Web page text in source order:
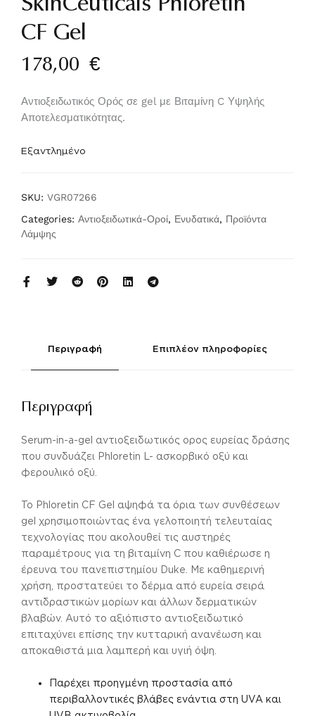
CF Gel
178,00 €
Αντιοξειδωτικός Ορός σε gel με Βιταμίνη C Υψηλής
Αποτελεσματικότητας.
Εξαντλημένο
SKU: VGR07266
Categories: Αντιοξειδωτικά-Οροί, Ενυδατικά, Προϊόντα
Λάμψης
Περιγραφή Επιπλέον πληροφορίες
Περιγραφή
Serum-in-a-gel αντιοξειδωτικός ορος ευρείας δράσης
που συνδυάζει Phloretin L- ασκορβικό οξύ και
φερουλικό οξύ.
Το Phloretin CF Gel αψηφά τα όρια των συνθέσεων
gel χρησιμοποιώντας ένα γελοποιητή τελευταίας
τεχνολογίας που ακολουθεί τις αυστηρές
παραμέτρους για τη βιταμίνη C που καθιέρωσε η
έρευνα του πανεπιστημίου Duke. Με καθημερινή
χρήση, προστατεύει το δέρμα από ευρεία σειρά
αντιδραστικών μορίων και άλλων δερματικών
βλαβών. Αυτό το αξιόπιστο αντιοξειδωτικό
επιταχύνει επίσης την κυτταρική ανανέωση και
αποκαθιστά μια λαμπερή και υγιή όψη.
Παρέχει προηγμένη προστασία από
περιβαλλοντικές βλάβες ενάντια στη UVA και